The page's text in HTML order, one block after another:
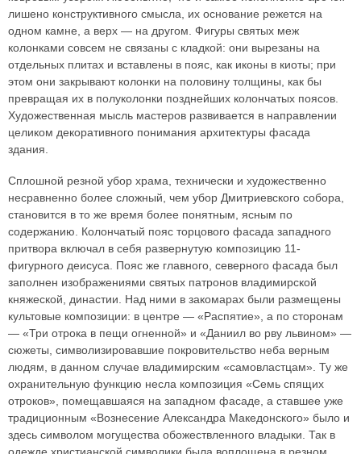
лишено конструктивного смысла, их основание режется на
одном камне, а верх — на другом. Фигуры святых меж
колонками совсем не связаны с кладкой: они вырезаны на
отдельных плитах и вставлены в пояс, как иконы в киоты; при
этом они закрывают колонки на половину толщины, как бы
превращая их в полуколонки позднейших колончатых поясов.
Художественная мысль мастеров развивается в направлении
целиком декоративного понимания архитектуры фасада
здания.
Сплошной резной убор храма, технически и художественно
несравненно более сложный, чем убор Дмитриевского собора,
становится в то же время более понятным, ясным по
содержанию. Колончатый пояс торцового фасада западного
притвора включал в себя развернутую композицию 11-
фигурного деисуса. Пояс же главного, северного фасада был
заполнен изображениями святых патронов владимирской
княжеской, династии. Над ними в закомарах были размещены
культовые композиции: в центре — «Распятие», а по сторонам
— «Три отрока в пещи огненной» и «Даниил во рву львином» —
сюжеты, символизировавшие покровительство неба верным
людям, в данном случае владимирским «самовластцам». Ту же
охранительную функцию несла композиция «Семь спящих
отроков», помещавшаяся на западном фасаде, а ставшее уже
традиционным «Вознесение Александра Македонского» было и
здесь символом могущества обожествленного владыки. Так в